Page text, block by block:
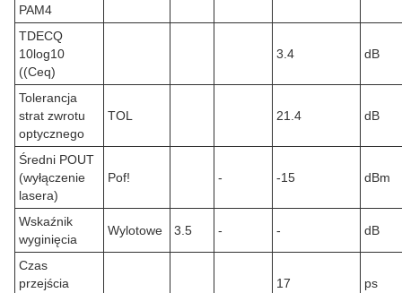
PAM4
TDECQ
10log10
((Ceq)
3.4 dB
Tolerancja
strat zwrotu
optycznego
TOL 21.4 dB
Średni POUT
(wyłączenie
lasera)
Pof! - -15 dBm
Wskaźnik
wyginięcia
Wylotowe 3.5 - - dB
Czas
przejścia
17 ps